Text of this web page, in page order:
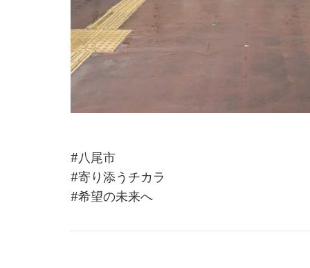
#八尾市
#寄り添うチカラ
#希望の未来へ